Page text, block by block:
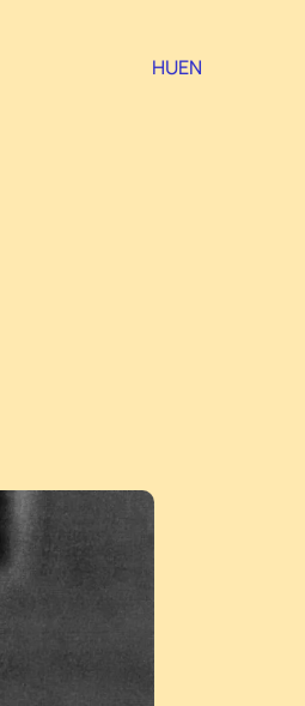
HUEN